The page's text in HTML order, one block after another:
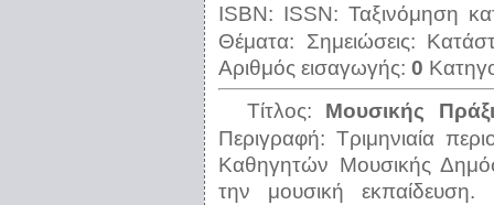
ISBN: ISSN:Ταξινόμηση
Θέματα: Σημειώσεις:
Αριθμός εισαγωγής: 0
Τίτλος: Μουσικής
Περιγραφή: Τριμηνιαία
Καθηγητών Μουσικής
την μουσική εκπαίδευση.